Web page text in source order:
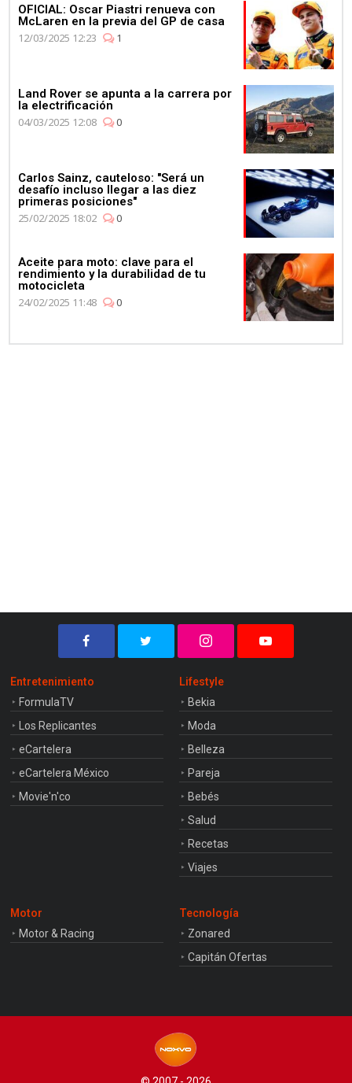
OFICIAL: Oscar Piastri renueva con
McLaren en la previa del GP de casa
12/03/2025 12:23
1
Land Rover se apunta a la carrera por
la electrificación
04/03/2025 12:08
0
Carlos Sainz, cauteloso: "Será un
desafío incluso llegar a las diez
primeras posiciones"
25/02/2025 18:02
0
Aceite para moto: clave para el
rendimiento y la durabilidad de tu
motocicleta
24/02/2025 11:48
0
Entretenimiento
FormulaTV
Los Replicantes
eCartelera
eCartelera México
Movie'n'co
Lifestyle
Bekia
Moda
Belleza
Pareja
Bebés
Salud
Recetas
Viajes
Motor
Motor & Racing
Tecnología
Zonared
Capitán Ofertas